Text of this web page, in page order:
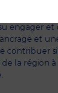
engager
et
contribuer
la région à